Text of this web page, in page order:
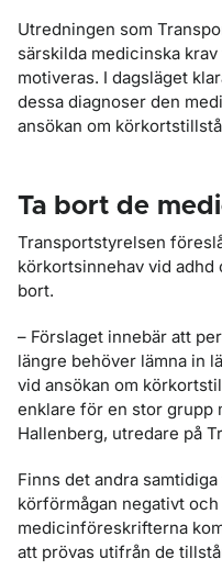
Utredningen som
särskilda medicinska
motiveras. I dagsläget
dessa diagnoser den
ansökan om
Ta bort de
Transportstyrelsen
körkortsinnehav vid
bort.
– Förslaget innebär att
längre behöver lämna in
vid ansökan om
enklare för en stor grupp
Hallenberg, utredare på
Finns det andra
körförmågan negativt
medicinföreskrifterna
att prövas utifrån de